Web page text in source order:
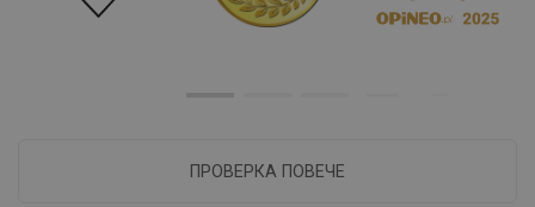
ПРОВЕРКА ПОВЕЧЕ